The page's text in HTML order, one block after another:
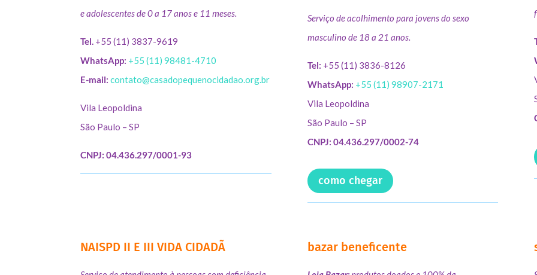
e adolescentes de 0 a 17 anos e 11 meses.
Tel. +55 (11) 3837-9619
WhatsApp: +55 (11) 98481-4710
E-mail: contato@casadopequenocidadao.org.br
Vila Leopoldina
São Paulo – SP
CNPJ: 04.436.297/0001-93
Serviço de acolhimento para jovens do sexo
masculino de 18 a 21 anos.
Tel: +55 (11) 3836-8126
WhatsApp: +55 (11) 98907-2171
Vila Leopoldina
São Paulo – SP
CNPJ: 04.436.297/0002-74
como chegar
NAISPD II E III VIDA CIDADÃ bazar beneficente